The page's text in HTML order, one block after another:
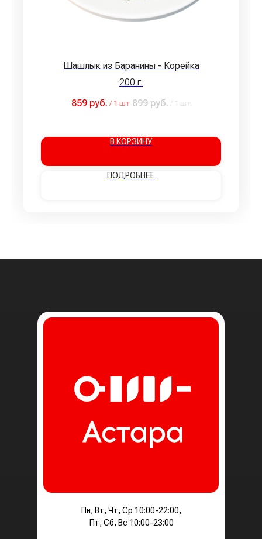
Шашлык из Баранины - Корейка
200 г.
859 руб. / 1 шт 899 руб. / 1 шт
В КОРЗИНУ
ПОДРОБНЕЕ
Пн, Вт, Чт, Ср 10:00-22:00,
Пт, Сб, Вс 10:00-23:00